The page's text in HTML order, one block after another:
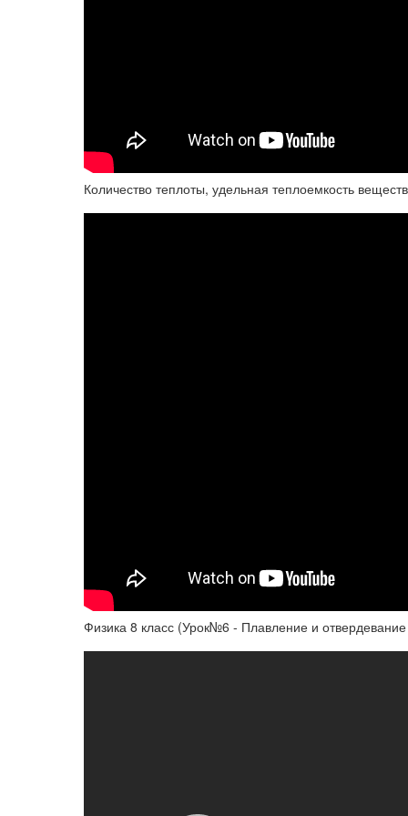
Количество теплоты, удельная теплоемкость
Физика 8 класс (Урок№6 - Плавление и отвердевание